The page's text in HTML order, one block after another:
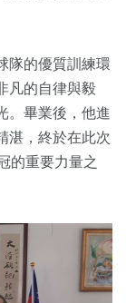
隊的優質訓練環
凡的自律與毅
。畢業後，他進
湛，終於在此次
的重要力量之